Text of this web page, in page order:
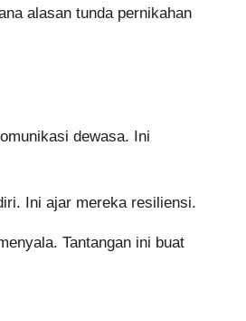
alasan tunda pernikahan
dewasa. Ini
Ini ajar mereka resiliensi.
Tantangan ini buat